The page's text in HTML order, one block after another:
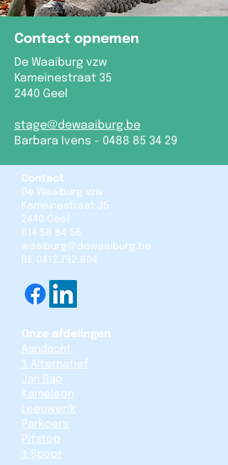
Contact opnemen
De Waaiburg vzw
Kameinestraat 35
2440 Geel
stage@dewaaiburg.be
Barbara Ivens - 0488 85 34 29
Contact
De Waaiburg vzw
Kameinestraat 35
2440 Geel
014 58 84 56
waaiburg@dewaaiburg.be
BE 0412.792.804
Onze afdelingen
Aandacht
't Alternatief
Jan Rap
Kameleon
Leeuwerik
Parkoers
Pitstop
't Spoor